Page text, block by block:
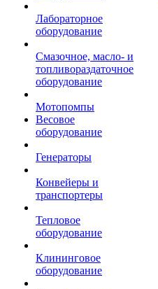
Лабораторное
оборудование
Смазочное, масло- и
топливораздаточное
оборудование
Мотопомпы
Весовое
оборудование
Генераторы
Конвейеры и
транспортеры
Тепловое
оборудование
Клининговое
оборудование